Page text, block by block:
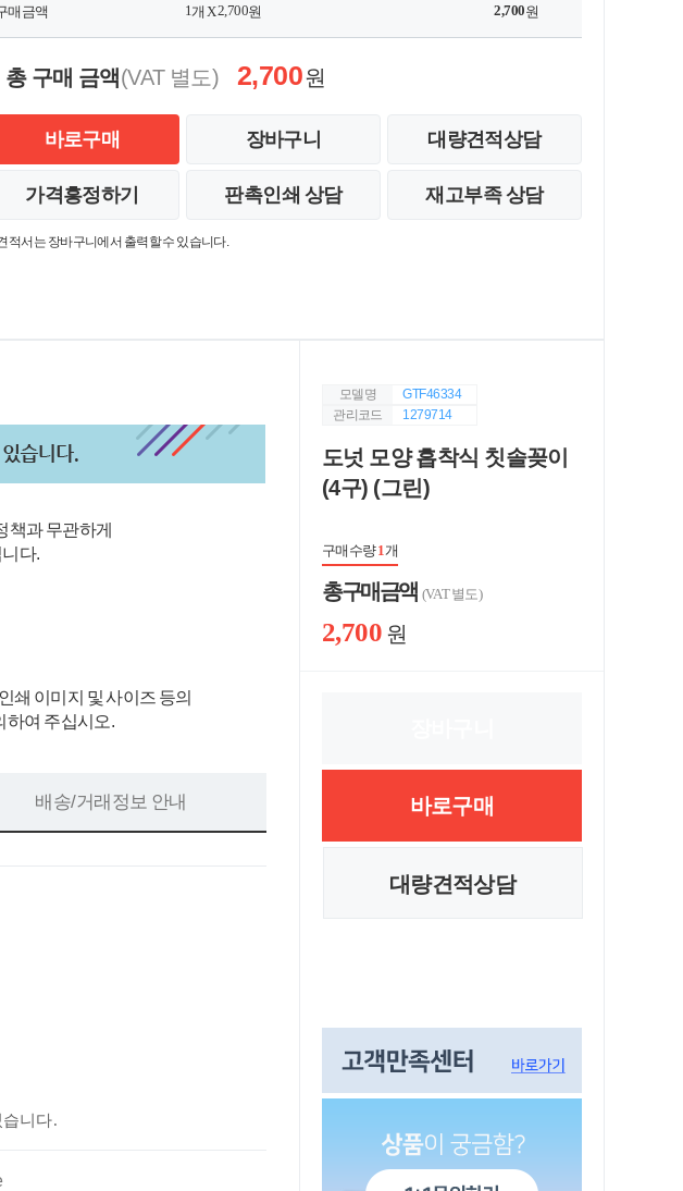
매금액 1개 X2,700원 2,700원
총 구매 금액(VAT 별도) 2,700원
바로구매 장바구니 대량견적상담
가격흥정하기 판촉인쇄 상담 재고부족 상담
적서는 장바구니에서 출력할 수 있습니다.
책과 무관하게
다.
쇄 이미지 및 사이즈 등의
하여 주십시오.
배송/거래정보 안내
니다.
모델명
GTF46334
관리코드
1279714
도넛 모양 흡착식 칫솔꽂이
(4구) (그린)
구매수량1개
총 구매 금액 (VAT 별도)
2,700 원
바로구매
대량견적상담